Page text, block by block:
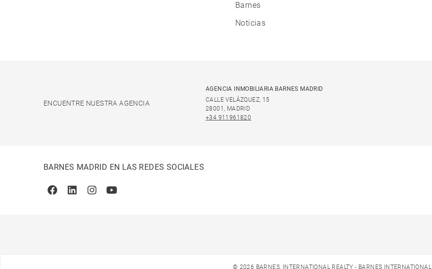
Barnes
Noticias
ENCUENTRE NUESTRA AGENCIA
AGENCIA INMOBILIARIA BARNES MADRID
CALLE VELÁZQUEZ, 15
28001, MADRID
+34 911961820
BARNES MADRID EN LAS REDES SOCIALES
FacebookLinkedinInstagramYoutube
© 2026 BARNES, INTERNATIONAL REALTY - BARNES INTERNATIONAL